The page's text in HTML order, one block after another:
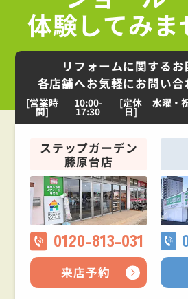
体験してみま
リフォームに関する
各店舗へお気軽にお問い合
[営業時
間]
10:00-
17:30
[定休
日]
水曜・
ステップガーデン
藤原台店
0120-813-031
来店予約